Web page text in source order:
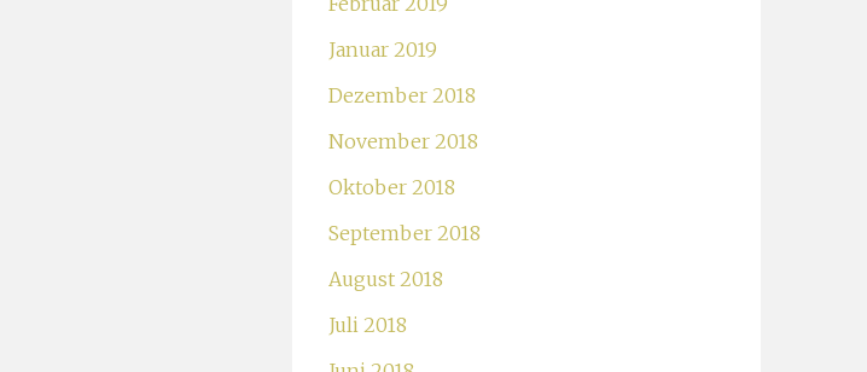
Januar 2019
Dezember 2018
November 2018
Oktober 2018
September 2018
August 2018
Juli 2018